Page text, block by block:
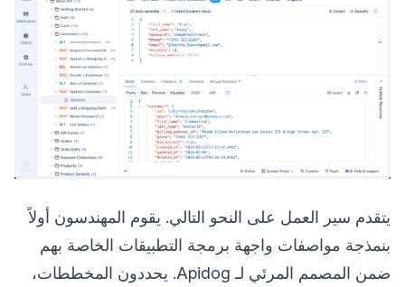
يتقدم سير العمل على النحو التالي. يقوم المهندسون أولاً
بنمذجة مواصفات واجهة برمجة التطبيقات الخاصة بهم
ضمن المصمم المرئي لـ Apidog. يحددون المخططات،